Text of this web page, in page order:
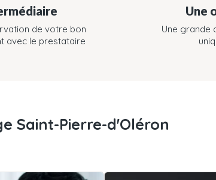
de votre bon
avec le prestataire
Une
Une grande
Saint-Pierre-d'Oléron